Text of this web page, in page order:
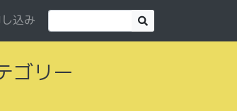
込み
ゴリー